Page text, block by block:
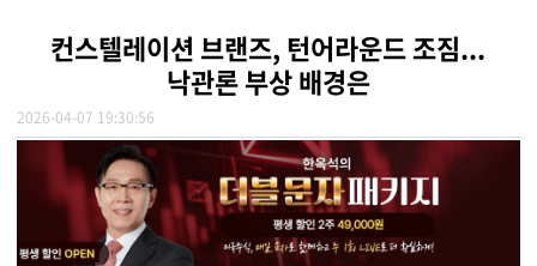
컨스텔레이션 브랜즈, 턴어라운드 조짐...
낙관론 부상 배경은
2026-04-07 19:30:56